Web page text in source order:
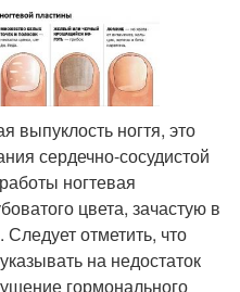
выпуклость ногтя, это
сердечно-сосудистой
ногтевая
цвета, зачастую в
отметить, что
на недостаток
гормонального